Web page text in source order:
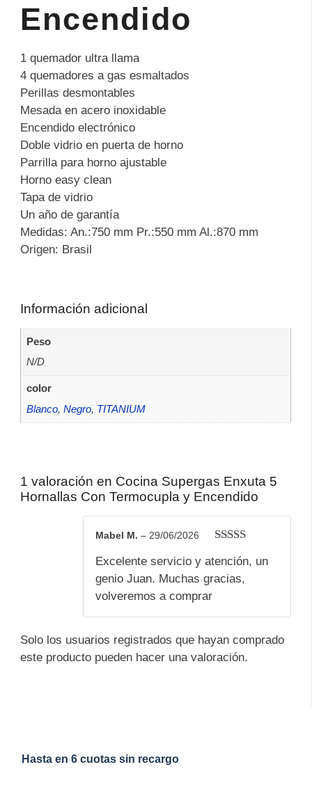
Encendido
1 quemador ultra llama
4 quemadores a gas esmaltados
Perillas desmontables
Mesada en acero inoxidable
Encendido electrónico
Doble vidrio en puerta de horno
Parrilla para horno ajustable
Horno easy clean
Tapa de vidrio
Un año de garantía
Medidas: An.:750 mm Pr.:550 mm Al.:870 mm
Origen: Brasil
Información adicional
Peso
N/D
color
Blanco, Negro, TITANIUM
1 valoración en Cocina Supergas Enxuta 5
Hornallas Con Termocupla y Encendido
con5de 5
Mabel M. – 29/06/2026
Excelente servicio y atención, un
genio Juan. Muchas gracias,
volveremos a comprar
Solo los usuarios registrados que hayan comprado
este producto pueden hacer una valoración.
Hasta en 6 cuotas sin recargo